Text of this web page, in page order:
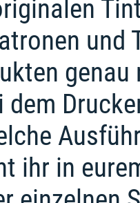
und
dem
ihr in